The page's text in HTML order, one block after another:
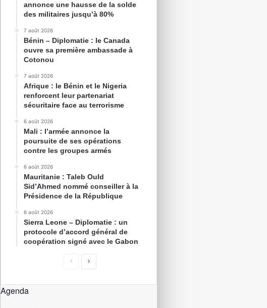
annonce une hausse de la solde
des militaires jusqu’à 80%
7 août 2026
Bénin – Diplomatie : le Canada
ouvre sa première ambassade à
Cotonou
7 août 2026
Afrique : le Bénin et le Nigeria
renforcent leur partenariat
sécuritaire face au terrorisme
6 août 2026
Mali : l’armée annonce la
poursuite de ses opérations
contre les groupes armés
6 août 2026
Mauritanie : Taleb Ould
Sid’Ahmed nommé conseiller à la
Présidence de la République
6 août 2026
Sierra Leone – Diplomatie : un
protocole d’accord général de
coopération signé avec le Gabon
Agenda